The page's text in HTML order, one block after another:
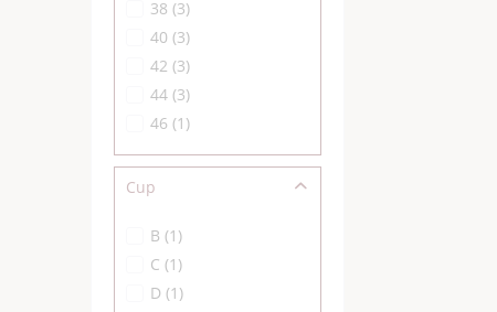
38 (3)
40 (3)
42 (3)
44 (3)
46 (1 )
Cup
B (1 )
C (1 )
D (1 )